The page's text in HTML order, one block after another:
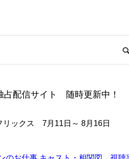
占配信サイト 随時更新中！
リックス 7月11日～ 8月16日